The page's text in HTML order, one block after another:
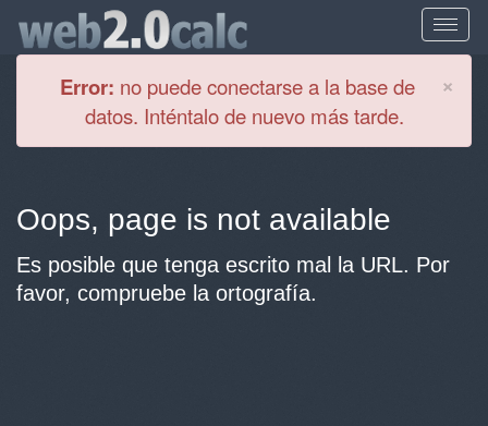
×
Error: no puede conectarse a la base de
datos. Inténtalo de nuevo más tarde.
Oops, page is not available
Es posible que tenga escrito mal la URL. Por
favor, compruebe la ortografía.